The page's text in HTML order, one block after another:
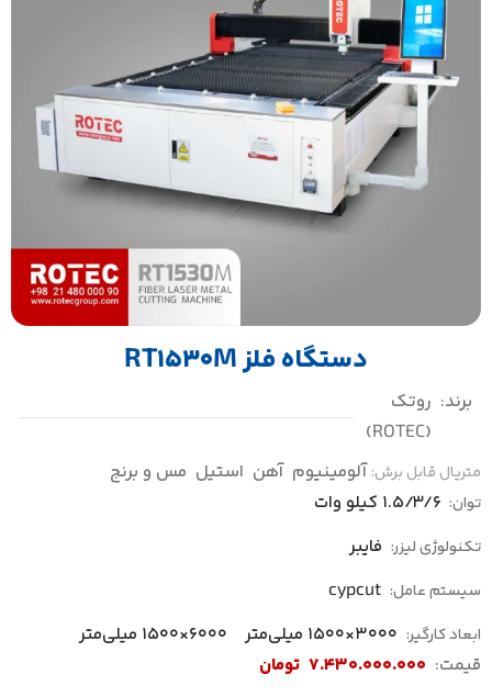
دستگاه فلز RT1530M
برند: روتک
(ROTEC)
متریال قابل برش: آلومینیوم آهن استیل مس و برنج
توان: 1.5/3/6 کیلو وات
تکنولوژی لیزر: فایبر
سیستم عامل: cypcut
ابعاد کارگیر: 3000×1500 میلی‌متر
6000×1500 میلی‌متر
قیمت: 7.430.000.000 تومان